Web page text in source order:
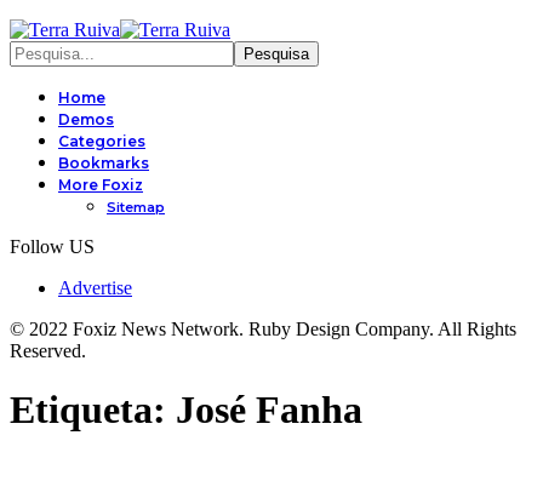
Home
Demos
Categories
Bookmarks
More Foxiz
Sitemap
Follow US
Advertise
© 2022 Foxiz News Network. Ruby Design Company. All Rights
Reserved.
Etiqueta: José Fanha